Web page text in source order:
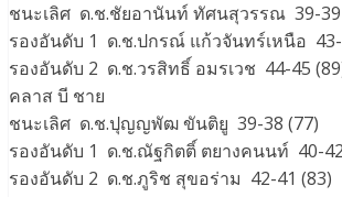
ชนะเลิศ ด.ช.ชัยอานันท์ ทัศนสุวรรณ 39-39
รองอันดับ 1 ด.ช.ปกรณ์ แก้วจันทร์เหนือ 43-
รองอันดับ 2 ด.ช.วรสิทธิ์ อมรเวช 44-45
คลาส บี ชาย
ชนะเลิศ ด.ช.ปุญญพัฒ ขันติยู 39-38 (77)
รองอันดับ 1 ด.ช.ณัฐกิตติ์ ตยางคนนท์ 40-
รองอันดับ 2 ด.ช.ภูริช สุขอร่าม 42-41 (83)